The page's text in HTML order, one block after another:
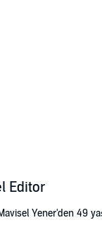
Editor
Yener'den 49